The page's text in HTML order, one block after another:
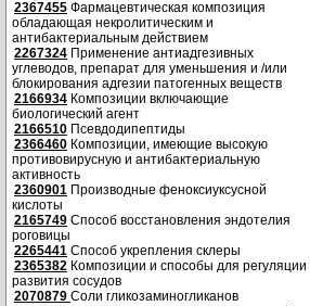
2367455 Фармацевтическая композиция
обладающая некролитическим и
антибактериальным действием
2267324 Применение антиадгезивных
углеводов, препарат для уменьшения и /или
блокирования адгезии патогенных веществ
2166934 Композиции включающие
биологический агент
2166510 Псевдодипептиды
2366460 Композиции, имеющие высокую
противовирусную и антибактериальную
активность
2360901 Производные феноксиуксусной
кислоты
2165749 Способ восстановления эндотелия
роговицы
2265441 Способ укрепления склеры
2365382 Композиции и способы для регуляции
развития сосудов
2070879 Соли гликозаминогликанов